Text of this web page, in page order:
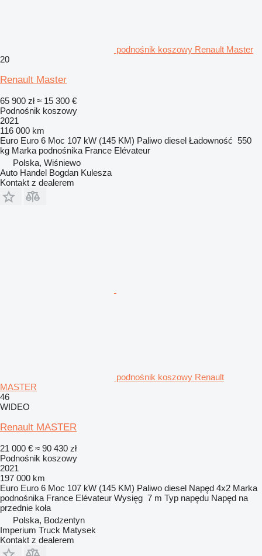
podnośnik koszowy Renault Master
20
Renault Master
65 900 zł ≈ 15 300 €
Podnośnik koszowy
2021
116 000 km
Euro Euro 6 Moc 107 kW (145 KM) Paliwo diesel Ładowność 550
kg Marka podnośnika France Elévateur
Polska, Wiśniewo
Auto Handel Bogdan Kulesza
Kontakt z dealerem
podnośnik koszowy Renault
MASTER
46
WIDEO
Renault MASTER
21 000 € ≈ 90 430 zł
Podnośnik koszowy
2021
197 000 km
Euro Euro 6 Moc 107 kW (145 KM) Paliwo diesel Napęd 4x2 Marka
podnośnika France Elévateur Wysięg 7 m Typ napędu Napęd na
przednie koła
Polska, Bodzentyn
Imperium Truck Matysek
Kontakt z dealerem